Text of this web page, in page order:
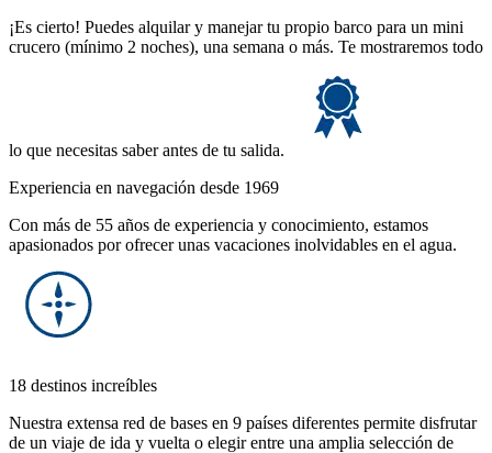
¡Es cierto! Puedes alquilar y manejar tu propio barco para un mini
crucero (mínimo 2 noches), una semana o más. Te mostraremos todo
lo que necesitas saber antes de tu salida.
Experiencia en navegación desde 1969
Con más de 55 años de experiencia y conocimiento, estamos
apasionados por ofrecer unas vacaciones inolvidables en el agua.
18 destinos increíbles
Nuestra extensa red de bases en 9 países diferentes permite disfrutar
de un viaje de ida y vuelta o elegir entre una amplia selección de